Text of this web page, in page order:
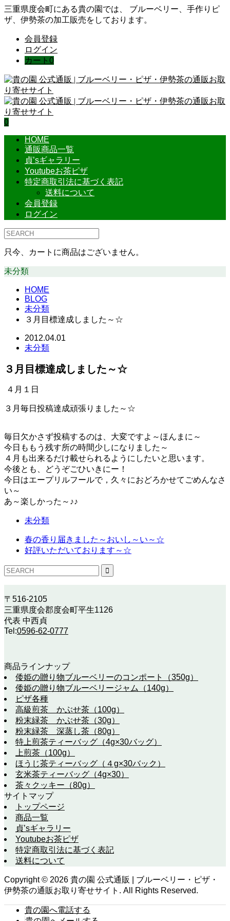
三重県度会町にある貴の園では、 ブルーベリー、手作りピ
ザ、伊勢茶の加工販売をしております。
会員登録
ログイン
カート 0
0
HOME
通販商品一覧
貞’sギャラリー
Youtubeお茶ピザ
特定商取引法に基づく表記
送料について
会員登録
ログイン
只今、カートに商品はございません。
未分類
HOME
BLOG
未分類
３月目標達成しました～☆
2012.04.01
未分類
３月目標達成しました～☆
４月１日
３月毎日投稿達成頑張りました～☆
毎日欠かさず投稿するのは、大変ですよ～ほんまに～
今日ももう残す所の時間少しになりました～
４月も出来るだけ載せられるようにしたいと思います。
今後とも、どうぞごひいきにー！
今日はエープリルフールで，久々におどろかせてごめんなさ
い～
あ～楽しかった～♪♪
未分類
春の香り届きました～おいし～い～☆
好評いただいております～☆
〒516-2105
三重県度会郡度会町平生1126
代表 中西貞
Tel:0596-62-0777
商品ラインナップ
倭姫の贈り物ブルーベリーのコンポート（350g）
倭姫の贈り物ブルーベリージャム（140g）
ピザ各種
高級煎茶 かぶせ茶（100g）
粉末緑茶 かぶせ茶（30g）
粉末緑茶 深蒸し茶（80g）
特上煎茶ティーバッグ（4g×30バッグ）
上煎茶（100g）
ほうじ茶ティーバッグ（４g×30バック）
玄米茶ティーバッグ（4g×30）
茶々クッキー（80g）
サイトマップ
トップページ
商品一覧
貞’sギャラリー
Youtubeお茶ピザ
特定商取引法に基づく表記
送料について
Copyright © 2026 貴の園 公式通販 | ブルーベリー・ピザ・
伊勢茶の通販お取り寄せサイト. All Rights Reserved.
貴の園へ電話する